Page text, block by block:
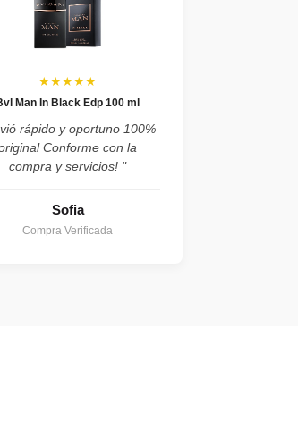
★★★★★
Man In Black Edp 100 ml
rápido y oportuno 100%
Conforme con la
compra y servicios! "
Sofia
Compra Verificada